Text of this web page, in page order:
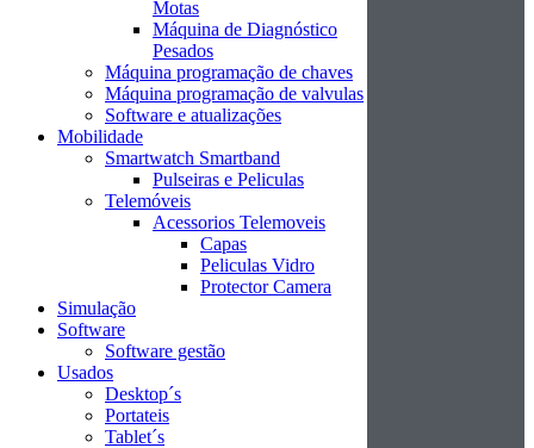
Motas
Máquina de Diagnóstico
Pesados
Máquina programação de chaves
Máquina programação de valvulas
Software e atualizações
Mobilidade
Smartwatch Smartband
Pulseiras e Peliculas
Telemóveis
Acessorios Telemoveis
Capas
Peliculas Vidro
Protector Camera
Simulação
Software
Software gestão
Usados
Desktop´s
Portateis
Tablet´s